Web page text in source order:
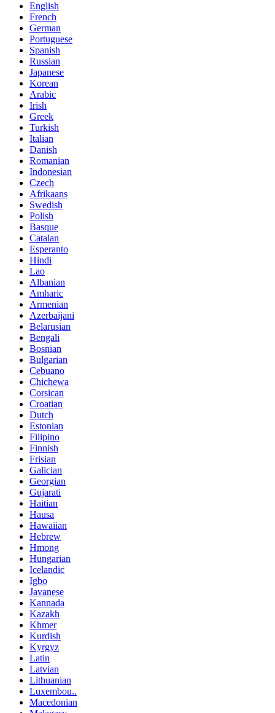
English
French
German
Portuguese
Spanish
Russian
Japanese
Korean
Arabic
Irish
Greek
Turkish
Italian
Danish
Romanian
Indonesian
Czech
Afrikaans
Swedish
Polish
Basque
Catalan
Esperanto
Hindi
Lao
Albanian
Amharic
Armenian
Azerbaijani
Belarusian
Bengali
Bosnian
Bulgarian
Cebuano
Chichewa
Corsican
Croatian
Dutch
Estonian
Filipino
Finnish
Frisian
Galician
Georgian
Gujarati
Haitian
Hausa
Hawaiian
Hebrew
Hmong
Hungarian
Icelandic
Igbo
Javanese
Kannada
Kazakh
Khmer
Kurdish
Kyrgyz
Latin
Latvian
Lithuanian
Luxembou..
Macedonian